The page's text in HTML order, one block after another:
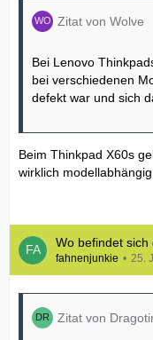
Zitat von Wolve
Bei Lenovo
bei verschiedenen
defekt war und sich
Beim Thinkpad X60s
wirklich modellabhängig.
Wo befindet
fahnenjunkie 25.
Zitat von